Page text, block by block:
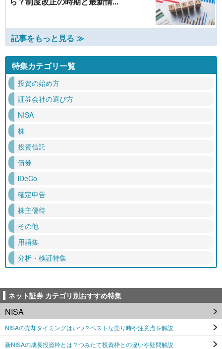
記事をもっと見る ≫
特集カテゴリ一覧
投資の始め方
証券会社の選び方
NISA
株
投資信託
債券
iDeCo
確定申告
株主優待
その他
用語集
分析・検証特集
ネット証券 カテゴリ別おすすめ特集
NISA
NISAの売却タイミングはいつ？ベストな売り時や注意点を解説
新NISAの成長投資枠とは？つみたて投資枠との違いや疑問解説